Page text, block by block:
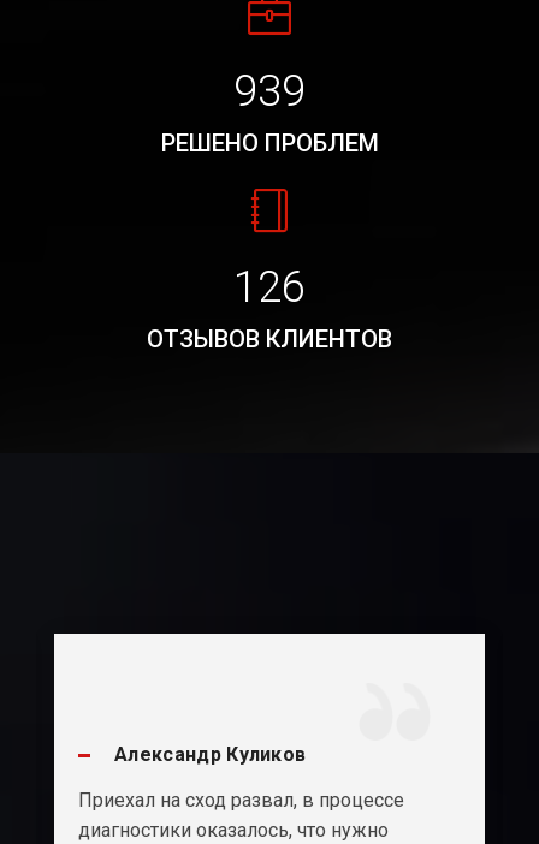
939
РЕШЕНО ПРОБЛЕМ
126
ОТЗЫВОВ КЛИЕНТОВ
Александр Куликов
Приехал на сход развал, в процессе
диагностики оказалось, что нужно